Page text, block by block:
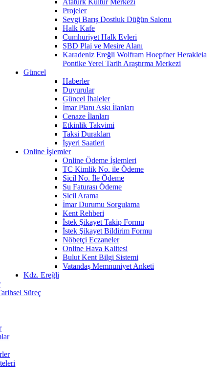
Atatürk Kültür Merkezi
Projeler
Sevgi Barış Dostluk Düğün Salonu
Halk Kafe
Cumhuriyet Halk Evleri
SBD Plaj ve Mesire Alanı
Karadeniz Ereğli Wolfram Hoepfner Herakleia
Pontike Yerel Tarih Araştırma Merkezi
Güncel
Haberler
Duyurular
Güncel İhaleler
İmar Planı Askı İlanları
Cenaze İlanları
Etkinlik Takvimi
Taksi Durakları
İşyeri Saatleri
Online İşlemler
Online Ödeme İşlemleri
TC Kimlik No. ile Ödeme
Sicil No. İle Ödeme
Su Faturası Ödeme
Sicil Arama
İmar Durumu Sorgulama
Kent Rehberi
İstek Şikayet Takip Formu
İstek Şikayet Bildirim Formu
Nöbetçi Eczaneler
Online Hava Kalitesi
Bulut Kent Bilgi Sistemi
Vatandaş Memnuniyet Anketi
Kdz. Ereğli
Süreç